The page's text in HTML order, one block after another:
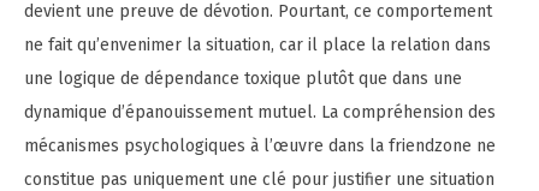
devient une preuve de dévotion. Pourtant, ce comportement
ne fait qu’envenimer la situation, car il place la relation dans
une logique de dépendance toxique plutôt que dans une
dynamique d’épanouissement mutuel. La compréhension des
mécanismes psychologiques à l’œuvre dans la friendzone ne
constitue pas uniquement une clé pour justifier une situation